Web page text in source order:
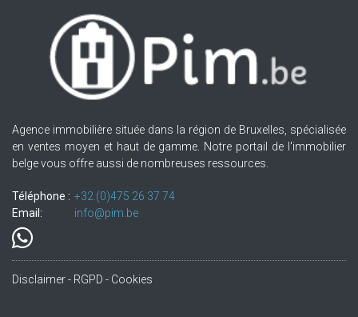
Agence immobilière située dans la région de Bruxelles, spécialisée
en ventes moyen et haut de gamme. Notre portail de l'immobilier
belge vous offre aussi de nombreuses ressources.
Téléphone : +32.(0)475 26 37 74
Email:
info@pim.be
Disclaimer - RGPD - Cookies